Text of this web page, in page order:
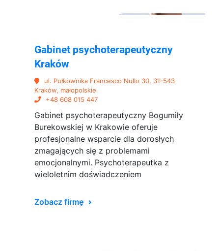
Gabinet psychoterapeutyczny
Kraków
ul. Pułkownika Francesco Nullo 30, 31-543
Kraków, małopolskie
+48 608 015 447
Gabinet psychoterapeutyczny Bogumiły
Burekowskiej w Krakowie oferuje
profesjonalne wsparcie dla dorosłych
zmagających się z problemami
emocjonalnymi. Psychoterapeutka z
wieloletnim doświadczeniem
Zobacz firmę